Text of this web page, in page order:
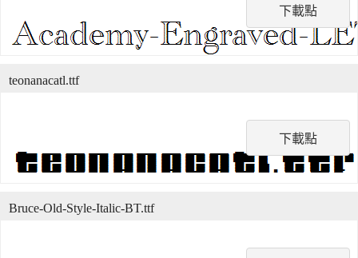
下載點
下載點
teonanacatl.ttf
Bruce-Old-Style-Italic-BT.ttf